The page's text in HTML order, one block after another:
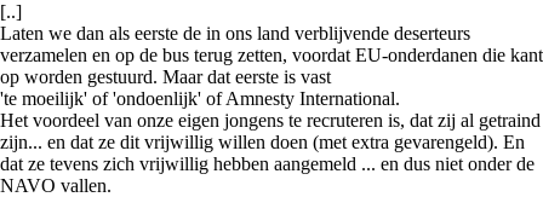
[..]
Laten we dan als eerste de in ons land verblijvende deserteurs
verzamelen en op de bus terug zetten, voordat EU-onderdanen die kant
op worden gestuurd. Maar dat eerste is vast
'te moeilijk' of 'ondoenlijk' of Amnesty International.
Het voordeel van onze eigen jongens te recruteren is, dat zij al getraind
zijn... en dat ze dit vrijwillig willen doen (met extra gevarengeld). En
dat ze tevens zich vrijwillig hebben aangemeld ... en dus niet onder de
NAVO vallen.